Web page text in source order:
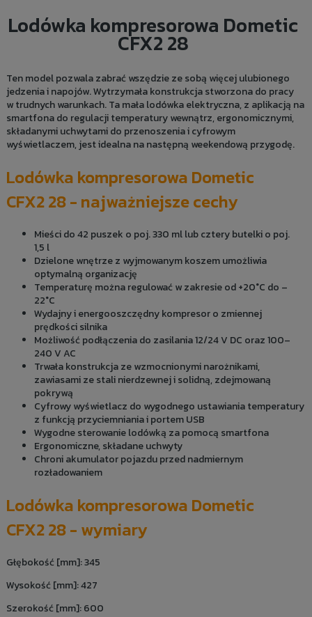
Lodówka kompresorowa Dometic
CFX2 28
Ten model pozwala zabrać wszędzie ze sobą więcej ulubionego
jedzenia i napojów. Wytrzymała konstrukcja stworzona do pracy
w trudnych warunkach. Ta mała lodówka elektryczna, z aplikacją na
smartfona do regulacji temperatury wewnątrz, ergonomicznymi,
składanymi uchwytami do przenoszenia i cyfrowym
wyświetlaczem, jest idealna na następną weekendową przygodę.
Lodówka kompresorowa Dometic
CFX2 28 - najważniejsze cechy
Mieści do 42 puszek o poj. 330 ml lub cztery butelki o poj.
1,5 l
Dzielone wnętrze z wyjmowanym koszem umożliwia
optymalną organizację
Temperaturę można regulować w zakresie od +20°C do –
22°C
Wydajny i energooszczędny kompresor o zmiennej
prędkości silnika
Możliwość podłączenia do zasilania 12/24 V DC oraz 100–
240 V AC
Trwała konstrukcja ze wzmocnionymi narożnikami,
zawiasami ze stali nierdzewnej i solidną, zdejmowaną
pokrywą
Cyfrowy wyświetlacz do wygodnego ustawiania temperatury
z funkcją przyciemniania i portem USB
Wygodne sterowanie lodówką za pomocą smartfona
Ergonomiczne, składane uchwyty
Chroni akumulator pojazdu przed nadmiernym
rozładowaniem
Lodówka kompresorowa Dometic
CFX2 28 - wymiary
Głębokość [mm]: 345
Wysokość [mm]: 427
Szerokość [mm]: 600